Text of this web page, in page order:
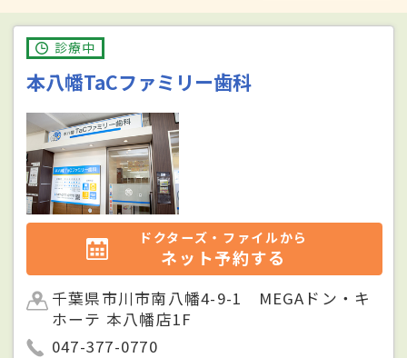
診療中
本八幡TaCファミリー歯科
ドクターズ・ファイルから
ネット予約する
千葉県市川市南八幡4-9-1 MEGAドン・キ
ホーテ 本八幡店1F
047-377-0770